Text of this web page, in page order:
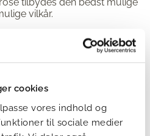
cookies
vores indhold og
til sociale medier
tilbydes den bedst mulige
vilkår.
konstituering
blev stiftet i 1967 af en